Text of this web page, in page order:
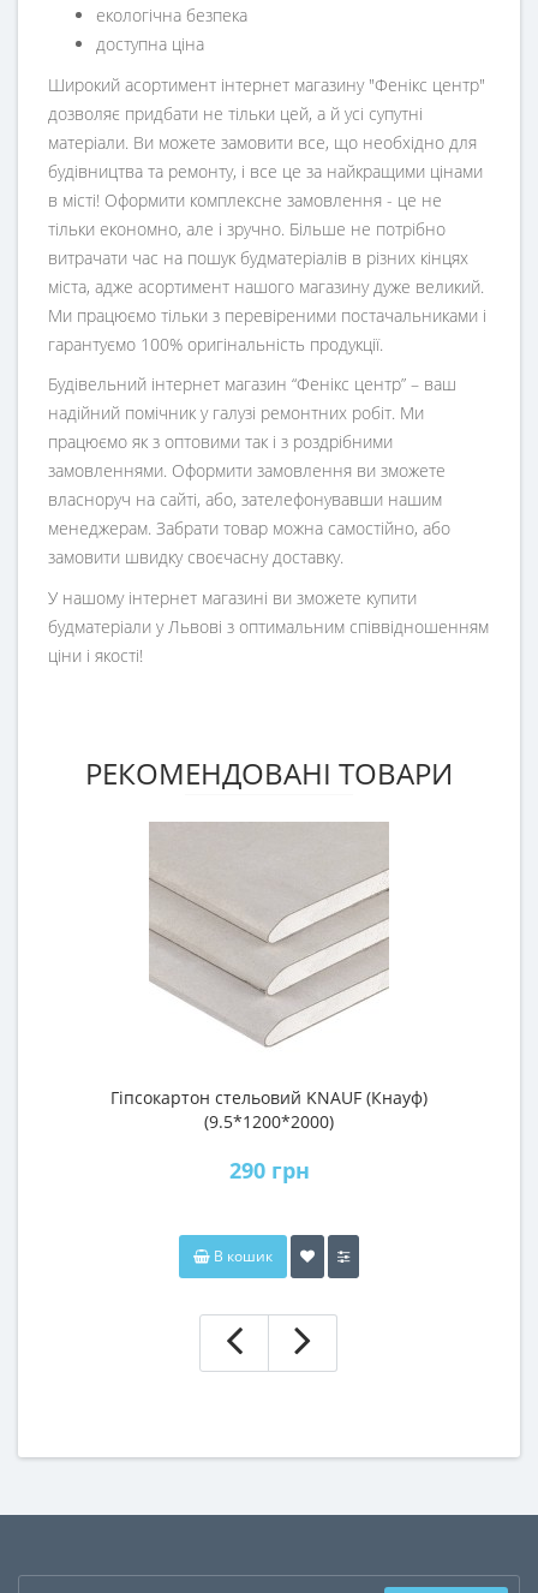
екологічна безпека
доступна ціна
Широкий асортимент інтернет магазину "Фенікс центр"
дозволяє придбати не тільки цей, а й усі супутні
матеріали. Ви можете замовити все, що необхідно для
будівництва та ремонту, і все це за найкращими цінами
в місті! Оформити комплексне замовлення - це не
тільки економно, але і зручно. Більше не потрібно
витрачати час на пошук будматеріалів в різних кінцях
міста, адже асортимент нашого магазину дуже великий.
Ми працюємо тільки з перевіреними постачальниками і
гарантуємо 100% оригінальність продукції.
Будівельний інтернет магазин “Фенікс центр” – ваш
надійний помічник у галузі ремонтних робіт. Ми
працюємо як з оптовими так і з роздрібними
замовленнями. Оформити замовлення ви зможете
власноруч на сайті, або, зателефонувавши нашим
менеджерам. Забрати товар можна самостійно, або
замовити швидку своєчасну доставку.
У нашому інтернет магазині ви зможете купити
будматеріали у Львові з оптимальним співвідношенням
ціни і якості!
РЕКОМЕНДОВАНІ ТОВАРИ
Гіпсокартон стельовий KNAUF (Кнауф)
(9.5*1200*2000)
290 грн
В кошик